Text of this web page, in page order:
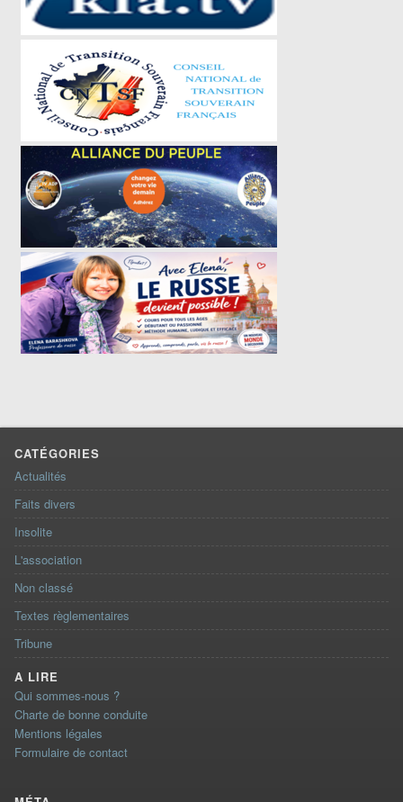
CATÉGORIES
Actualités
Faits divers
Insolite
L'association
Non classé
Textes règlementaires
Tribune
A LIRE
Qui sommes-nous ?
Charte de bonne conduite
Mentions légales
Formulaire de contact